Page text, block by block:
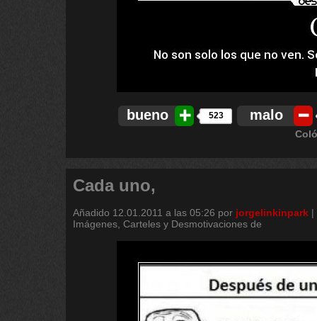
bueno 523 malo
Cada uno,
Añadido 12.01.2011 a las 05:26 por jorgelinkinpark |
Imágenes, Carteles y Desmotivaciones de